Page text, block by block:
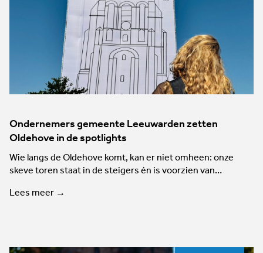
Ondernemers gemeente Leeuwarden zetten
Oldehove in de spotlights
Wie langs de Oldehove komt, kan er niet omheen: onze
skeve toren staat in de steigers én is voorzien van…
Lees meer →